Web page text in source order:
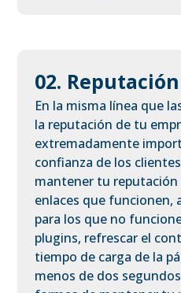
02.
En la misma línea que
la reputación de tu
extremadamente
confianza de los
mantener tu
enlaces que funcionen,
para los que no
plugins, refrescar el
tiempo de carga de la
menos de dos